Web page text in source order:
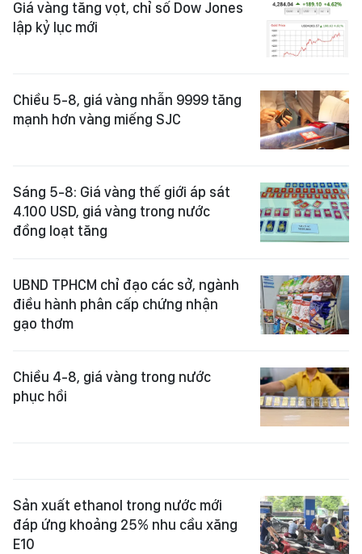
Giá vàng tăng vọt, chỉ số Dow Jones
lập kỷ lục mới
Chiều 5-8, giá vàng nhẫn 9999 tăng
mạnh hơn vàng miếng SJC
Sáng 5-8: Giá vàng thế giới áp sát
4.100 USD, giá vàng trong nước
đồng loạt tăng
UBND TPHCM chỉ đạo các sở, ngành
điều hành phân cấp chứng nhận
gạo thơm
Chiều 4-8, giá vàng trong nước
phục hồi
Sản xuất ethanol trong nước mới
đáp ứng khoảng 25% nhu cầu xăng
E10